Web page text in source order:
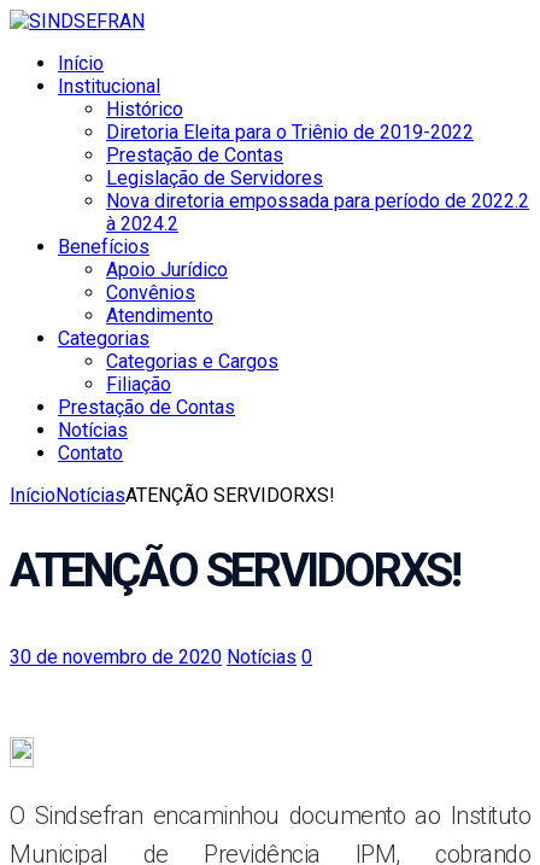
Início
Institucional
Histórico
Diretoria Eleita para o Triênio de 2019-2022
Prestação de Contas
Legislação de Servidores
Nova diretoria empossada para período de 2022.2
à 2024.2
Benefícios
Apoio Jurídico
Convênios
Atendimento
Categorias
Categorias e Cargos
Filiação
Prestação de Contas
Notícias
Contato
InícioNotíciasATENÇÃO SERVIDORXS!
ATENÇÃO SERVIDORXS!
30 de novembro de 2020 Notícias 0
O Sindsefran encaminhou documento ao Instituto
Municipal de Previdência IPM, cobrando